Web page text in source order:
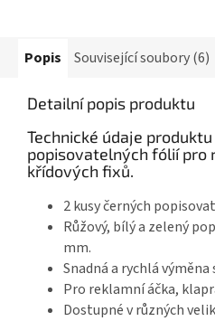
Popis Související soubory (6)
Detailní popis produktu
Technické údaje
popisovatelných fólií pro
křídových fixů.
2 kusy černých
Růžový, bílý a zelený
mm.
Snadná a rychlá výměna
Pro reklamní áčka,
Dostupné v různých